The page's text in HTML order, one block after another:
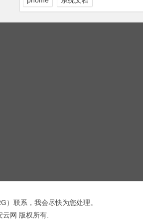
）联系，我会尽快为您处理。
网 版权所有.